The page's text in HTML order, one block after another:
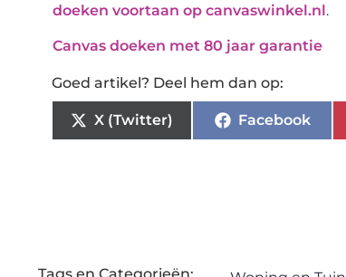
doeken voortaan op canvaswinkel.nl.
Canvas doeken met 80 jaar garantie
Goed artikel? Deel hem dan op:
X (Twitter) Facebook